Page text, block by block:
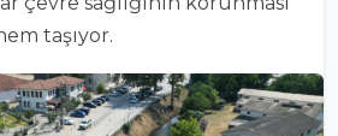
taşıyor.